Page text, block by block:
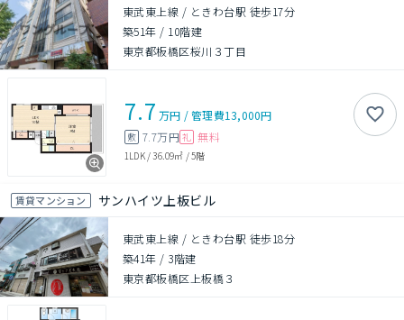
東武東上線 / ときわ台駅 徒歩17分
築51年 / 10階建
東京都板橋区桜川３丁目
7.7 万円 /管理費13,000円
敷 7.7万円 礼 無料
1LDK/36.09㎡ /5階
賃貸マンション サンハイツ上板ビル
東武東上線 / ときわ台駅 徒歩18分
築41年 / 3階建
東京都板橋区上板橋３